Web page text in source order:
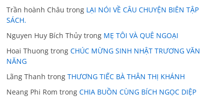
Trần hoành Châu trong LẠI NÓI VỀ CÂU CHUYỆN BIÊN TẬP
SÁCH.
Nguyen Huy Bích Thủy trong MẸ TÔI VÀ QUÊ NGOẠI
Hoai Thuong trongCHÚC MỪNG SINH NHẬT TRƯƠNG VĂN
NĂNG
Lãng Thanh trongTHƯƠNG TIẾC BÀ THÂN THỊ KHÁNH
Neang Phi Rom trongCHIA BUỒN CÙNG BÍCH NGỌC DIỆP